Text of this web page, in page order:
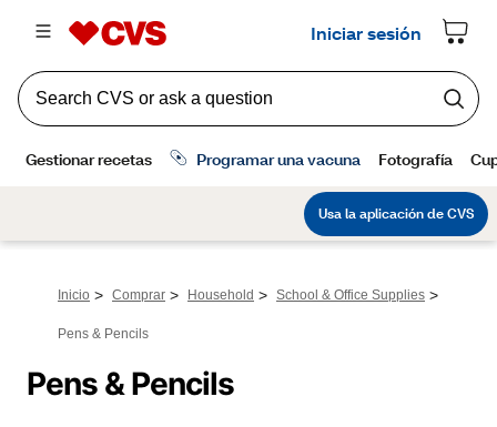
Inicio > Comprar > Household > School & Office Supplies >
Pens & Pencils
Pens & Pencils